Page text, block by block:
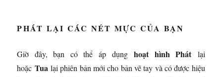
PHÁT LẠI CÁC NÉT MỰC CỦA BẠN
Giờ đây, bạn có thể áp dụnghoạt hình Phátlại
hoặc Tualại phiên bản mới cho bản vẽ tay và có được hiệu